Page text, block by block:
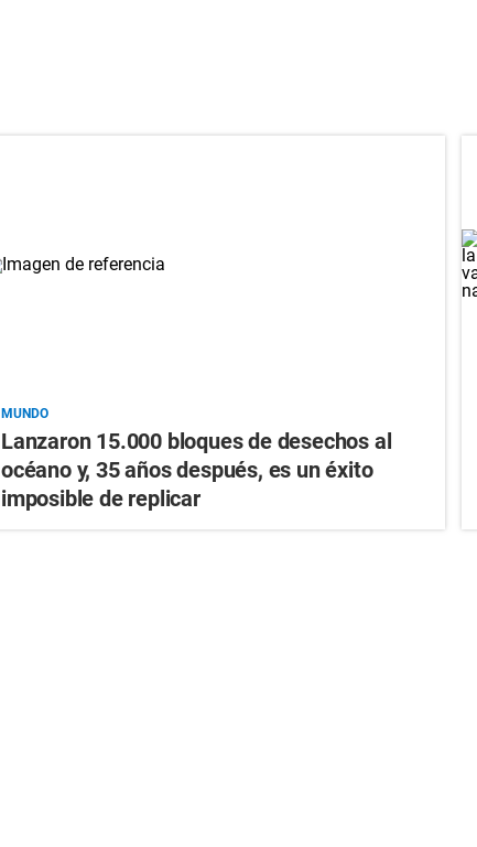
MUNDO
Lanzaron 15.000 bloques de desechos al
océano y, 35 años después, es un éxito
imposible de replicar